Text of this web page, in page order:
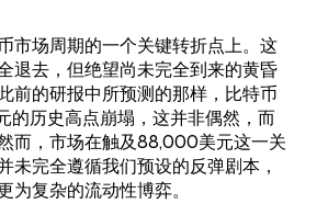
市场周期的一个关键转折点上。这
退去，但绝望尚未完全到来的黄昏
前的研报中所预测的那样，比特币
的历史高点崩塌，这并非偶然，而
而，市场在触及88,000美元这一关
未完全遵循我们预设的反弹剧本，
为复杂的流动性博弈。